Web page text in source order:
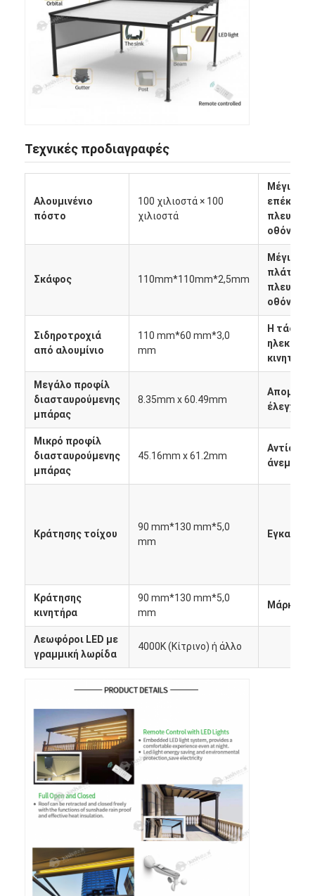
Προϊόντα
Βίντεο
Σχετικά με εμάς
Έλεγχος ποιότητας
Ειδήσεις
Μιλήστε τώρα.
Πέργκολα Louvered αργιλίου
Περγόλα από συρρικνώσιμο ύφασμα
Ηλεκτρική προβολέα ηλιακής σκιάς
Καροτσάκια κήπου
Αναβαθμισμένη Περγόλα Αλουμινίου
Awning εξαρτήματα
Τεχνικές προδιαγραφές
Αλουμινένιο
πόστο
100 χιλιοστά × 100
χιλιοστά
Μέγιστη
οθόνης
Σκάφος 110mm*110mm*2,5mm
Μέγιστο
πλάτος
οθόνης
Σιδηροτροχιά
από αλουμίνιο
110 mm*60 mm*3,0
mm
Η τάση
κινητήρα
Μεγάλο προφίλ
διασταυρούμενης
μπάρας
8.35mm x 60.49mm
έλεγχο
Μικρό προφίλ
διασταυρούμενης
μπάρας
45.16mm x 61.2mm
άνεμο
Κράτησης τοίχου
90 mm*130 mm*5,0
mm
Κράτησης
κινητήρα
90 mm*130 mm*5,0
mm
Μάρκα
Λεωφόροι LED με
γραμμική λωρίδα
4000K (Κίτρινο) ή άλλο